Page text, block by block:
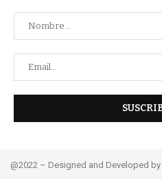
@2022 – Designed and Developed by